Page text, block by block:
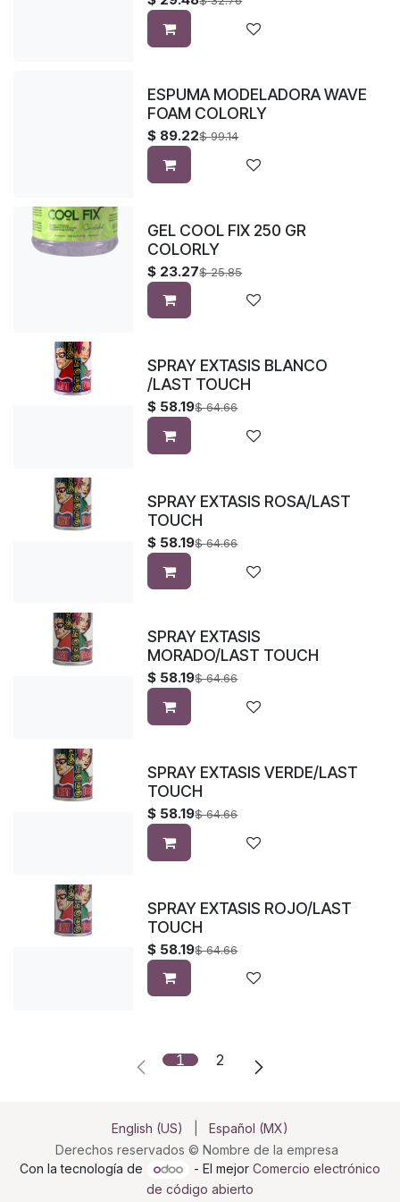
ESPUMA MODELADORA WAVE
FOAM COLORLY
$ 89.22$99.14
GEL COOL FIX 250 GR
COLORLY
$ 23.27$25.85
SPRAY EXTASIS BLANCO
/LAST TOUCH
$ 58.19$64.66
SPRAY EXTASIS ROSA/LAST
TOUCH
$ 58.19$64.66
SPRAY EXTASIS
MORADO/LAST TOUCH
$ 58.19$64.66
SPRAY EXTASIS VERDE/LAST
TOUCH
$ 58.19$64.66
SPRAY EXTASIS ROJO/LAST
TOUCH
$ 58.19$64.66
1 2
Derechos reservados © Nombre de la empresa
English (US) Español (MX)
Con la tecnología de - El mejor Comercio electrónico
de código abierto